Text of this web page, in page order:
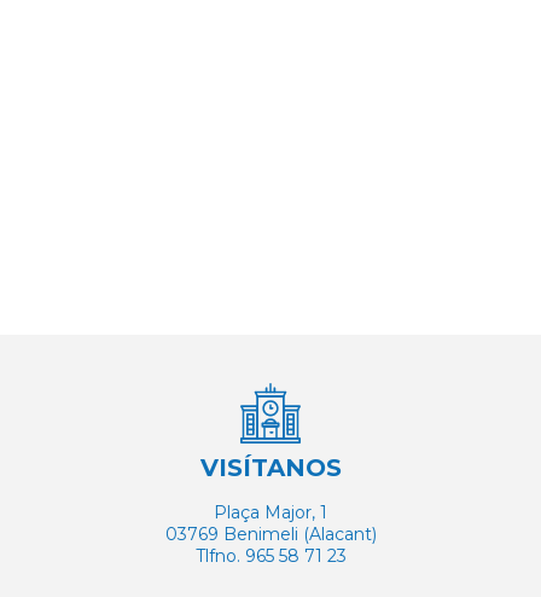
VISÍTANOS
Plaça Major, 1
03769 Benimeli (Alacant)
Tlfno. 965 58 71 23